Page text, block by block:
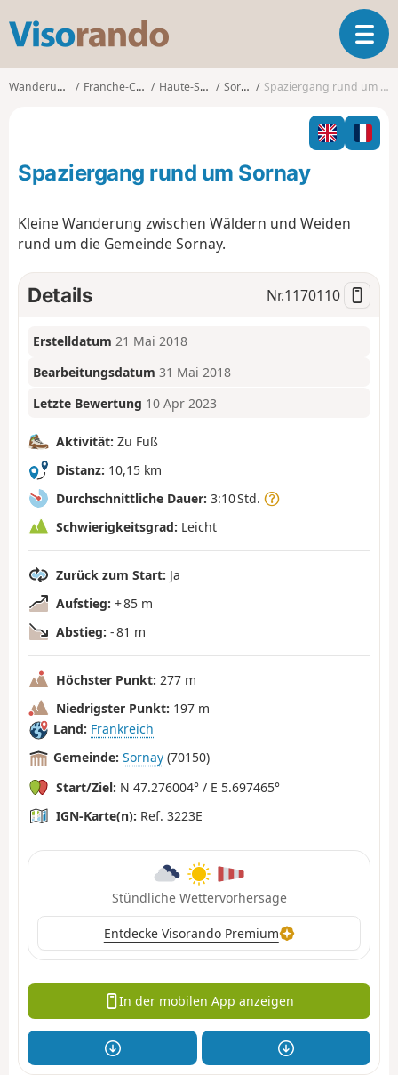
s
o
o
T
o
l
n
i
o
Wanderungen Franche-Comté Haute-Saône Sornay Spaziergang rund um Sornay
Spaziergang rund um Sornay
Kleine Wanderung zwischen Wäldern und Weiden
rund um die Gemeinde Sornay.
Details Nr.1170110
Erstelldatum 21 Mai 2018
Bearbeitungsdatum 31 Mai 2018
Letzte Bewertung 10 Apr 2023
Aktivität: Zu Fuß
Distanz: 10,15 km
Durchschnittliche Dauer: 3:10 Std.
Schwierigkeitsgrad: Leicht
Zurück zum Start: Ja
Aufstieg: + 85 m
Abstieg: - 81 m
Höchster Punkt: 277 m
Niedrigster Punkt: 197 m
Land: Frankreich
Gemeinde: Sornay (70150)
Start/Ziel: N 47.276004° / E 5.697465°
IGN-Karte(n): Ref. 3223E
Stündliche Wettervorhersage
Entdecke Visorando Premium
In der mobilen App anzeigen